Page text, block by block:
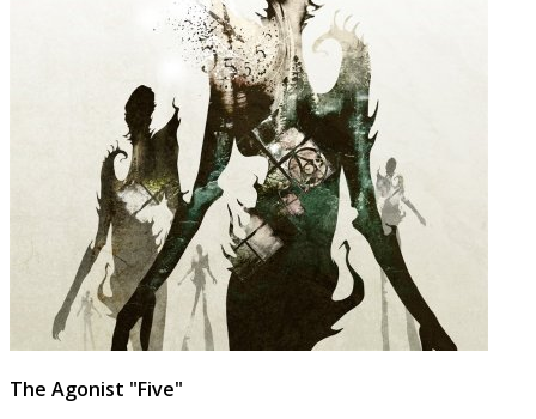
The Agonist "Five"